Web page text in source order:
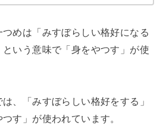
つめは「みすぼらしい格好になる
いう意味で「身をやつす」が使
、「みすぼらしい格好をする」
す」が使われています。